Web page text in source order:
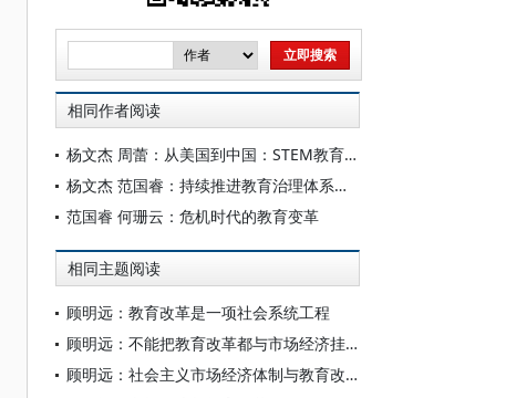
相同作者阅读
杨文杰 周蕾：从美国到中国：STEM教育的“危机叙事”
杨文杰 范国睿：持续推进教育治理体系和治理能力现代化
范国睿 何珊云：危机时代的教育变革
相同主题阅读
顾明远：教育改革是一项社会系统工程
顾明远：不能把教育改革都与市场经济挂钩
顾明远：社会主义市场经济体制与教育改革的几点思考